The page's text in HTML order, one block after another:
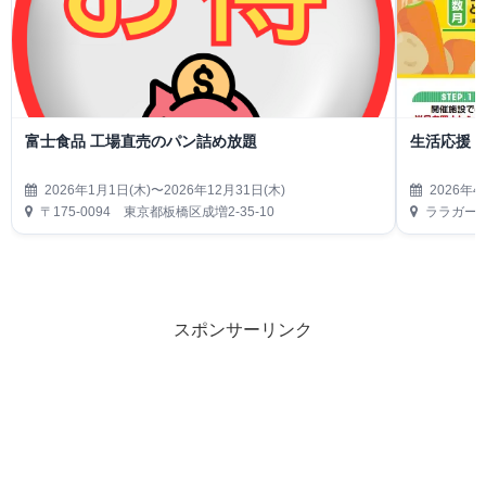
富士食品 工場直売のパン詰め放題
2026年1月1日(木)〜2026年12月31日(木)
〒175-0094 東京都板橋区成増2-35-10
生活応援
2026年4
ララガー
スポンサーリンク